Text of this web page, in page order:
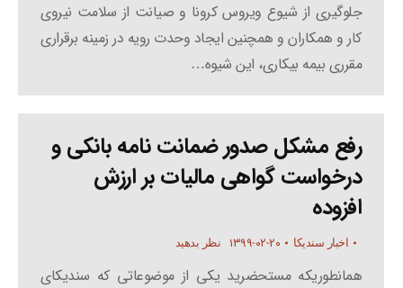
جلوگیری از شیوع ویروس کرونا و صیانت از سلامت نیروی
کار و همکاران و همچنین ایجاد وحدت رویه در زمینه برقراری
مقرری بیمه بیکاری، این شیوه…
رفع مشکل صدور ضمانت نامه بانکی و
درخواست گواهی مالیات بر ارزش
افزوده
اخبار سندیکا ۱۳۹۹-۰۲-۲۰ نظر بدهید
همانطوریکه مستحضرید یکی از موضوعاتی که سندیکای